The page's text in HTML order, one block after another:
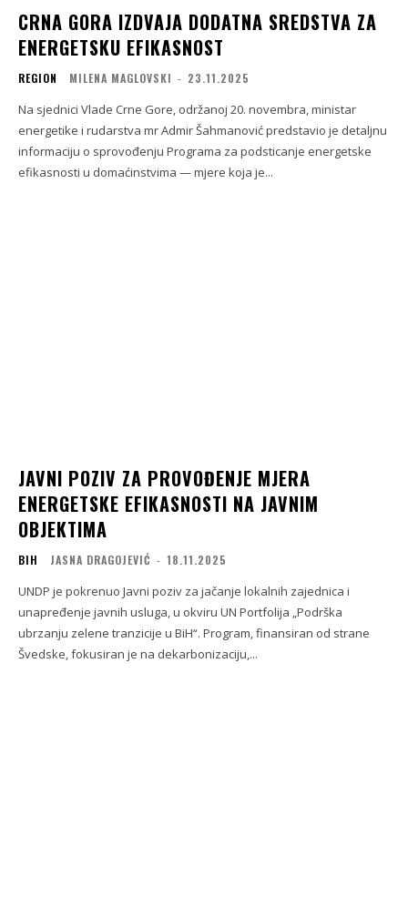
CRNA GORA IZDVAJA DODATNA SREDSTVA ZA
ENERGETSKU EFIKASNOST
REGION MILENA MAGLOVSKI - 23.11.2025
Na sjednici Vlade Crne Gore, održanoj 20. novembra, ministar
energetike i rudarstva mr Admir Šahmanović predstavio je detaljnu
informaciju o sprovođenju Programa za podsticanje energetske
efikasnosti u domaćinstvima — mjere koja je...
JAVNI POZIV ZA PROVOĐENJE MJERA
ENERGETSKE EFIKASNOSTI NA JAVNIM
OBJEKTIMA
BIH JASNA DRAGOJEVIĆ - 18.11.2025
UNDP je pokrenuo Javni poziv za jačanje lokalnih zajednica i
unapređenje javnih usluga, u okviru UN Portfolija „Podrška
ubrzanju zelene tranzicije u BiH“. Program, finansiran od strane
Švedske, fokusiran je na dekarbonizaciju,...